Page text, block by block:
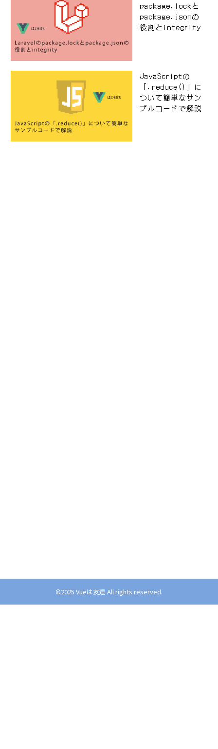
package.lockと
package.jsonの
役割とintegrity
JavaScriptの
「.reduce()」に
ついて簡単なサン
プルコードで解説
©︎2025 Vueは友達 All rights reserved.